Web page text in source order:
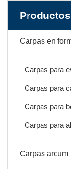
Productos
Carpas en
Carpas para
Carpas para
Carpas para
Carpas para
Carpas arcum